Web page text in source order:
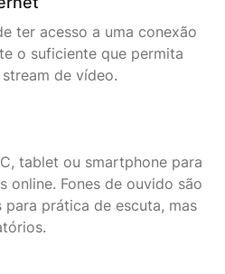
ter acesso a uma conexão
o suficiente que permita
de vídeo.
tablet ou smartphone para
online. Fones de ouvido são
para prática de escuta, mas